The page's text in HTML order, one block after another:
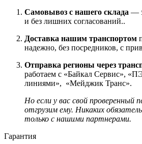
Самовывоз с нашего склада —
и без лишних согласований..
Доставка нашим транспортом
надежно, без посредников, с
Отправка регионы через
работаем с «Байкал Сервис»,
линиями», «Мейджик Транс».
Но если у вас свой проверенный
отгрузим ему. Никаких
только с нашими партнерами.
Гарантия